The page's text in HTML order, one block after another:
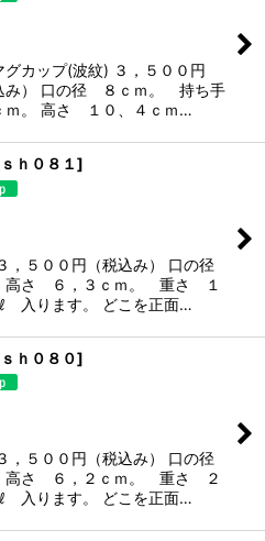
カップ(波紋) ３，５００円
み） 口の径 ８ｃｍ。 持ち手
ｍ。 高さ １０、４ｃｍ…
ｓｈ０８１]
５００円（税込み） 口の径
高さ ６，３ｃｍ。 重さ １
入ります。 どこを正面…
ｓｈ０８０]
５００円（税込み） 口の径
高さ ６，２ｃｍ。 重さ ２
入ります。 どこを正面…